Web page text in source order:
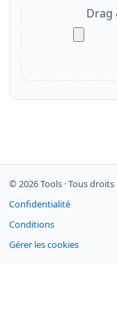
Drag
© 2026 Tools ·Tous droits
Confidentialité
Conditions
Gérer les cookies